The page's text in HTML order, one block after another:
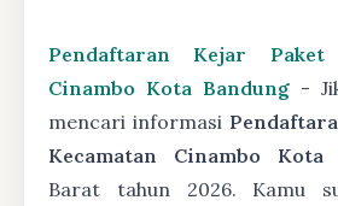
Pendaftaran Kejar Paket
Cinambo Kota Bandung -
mencari informasi
Kecamatan Cinambo Kota
Barat tahun 2026. Kamu